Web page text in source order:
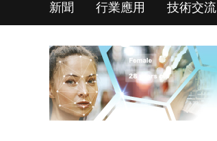
新聞 行業應用 技術交流